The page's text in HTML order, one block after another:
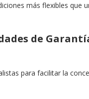
más flexibles que
de
para facilitar la